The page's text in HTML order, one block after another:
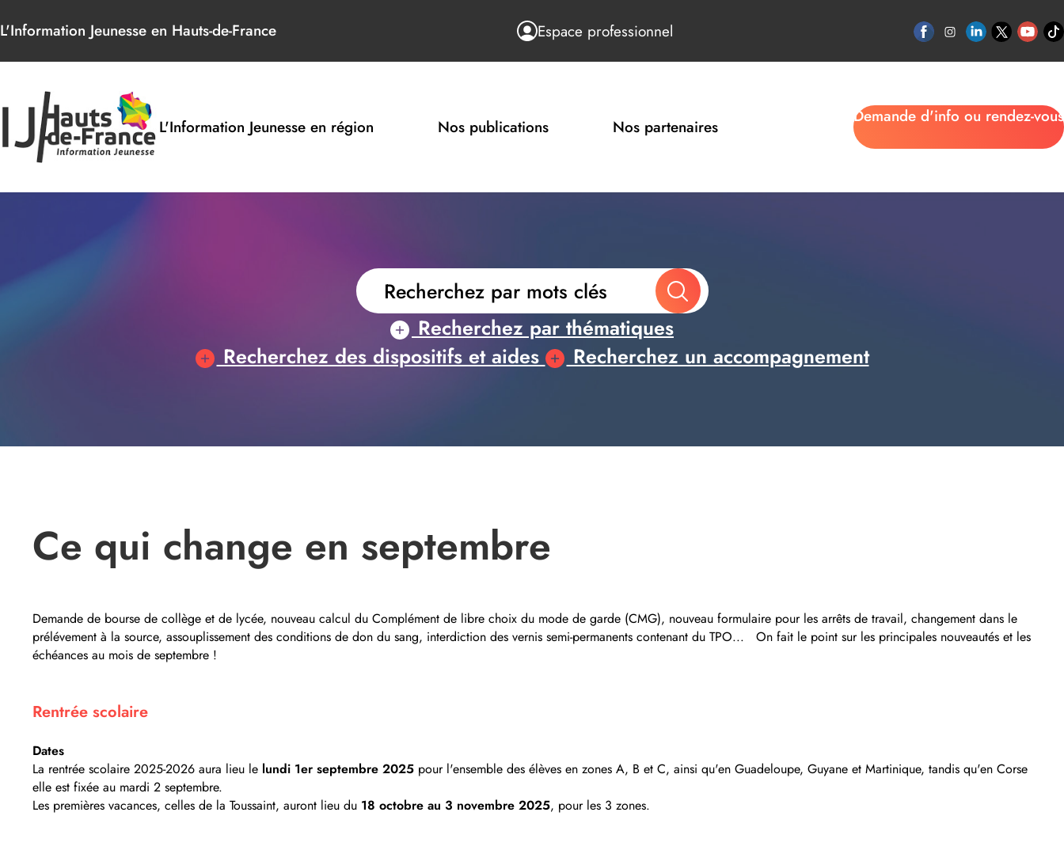
L'Information Jeunesse en Hauts-de-France Espace professionnel
L'Information Jeunesse en région Nos publications Nos partenaires
Demande d'info ou rendez-vous
Recherchez par thématiques
Recherchez des dispositifs et aides
Recherchez un accompagnement
Ce qui change en septembre
Demande de bourse de collège et de lycée, nouveau calcul du Complément de libre choix du mode de garde (CMG), nouveau formulaire pour les arrêts de travail, changement dans le
prélévement à la source, assouplissement des conditions de don du sang, interdiction des vernis semi-permanents contenant du TPO... On fait le point sur les principales nouveautés et les
échéances au mois de septembre !
Rentrée scolaire
Dates
La rentrée scolaire 2025-2026 aura lieu le lundi 1er septembre 2025 pour l'ensemble des élèves en zones A, B et C, ainsi qu'en Guadeloupe, Guyane et Martinique, tandis qu'en Corse
elle est fixée au mardi 2 septembre.
Les premières vacances, celles de la Toussaint, auront lieu du 18 octobre au 3 novembre 2025, pour les 3 zones.